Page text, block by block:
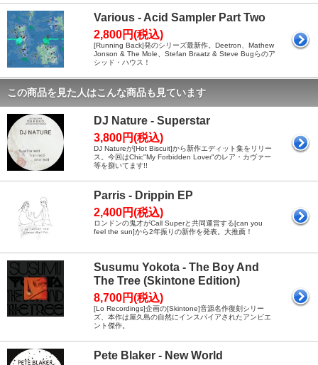
Various - Acid Sampler Part Two
2,800円(税込)
[Running Back]発のシリーズ最新作。Deetron、Mathew
Jonson & The Mole、Stefan Braatz & Steve Bugらのア
シッド・ハウス！
この商品を見た人はこんな商品も見ています
DJ Nature - Superstar
3,800円(税込)
DJ Natureが[Hot Biscuit]から新作エディット集をリリー
ス。今回はChic"My Forbidden Lover"のレア・カヴァー
等を捌いてます!!
Parris - Drippin EP
2,400円(税込)
ロンドンの鬼才がCall Superと共同運営する[can you
feel the sun]から2年振りの新作を発表。大推薦！
Susumu Yokota - The Boy And
The Tree (Skintone Edition)
8,700円(税込)
[Lo Recordings]企画の[Skintone]音源名作復刻シリー
ズ、本作は屋久島の自然にインスパイアされたアンビエ
ント傑作。
Pete Blaker - New World